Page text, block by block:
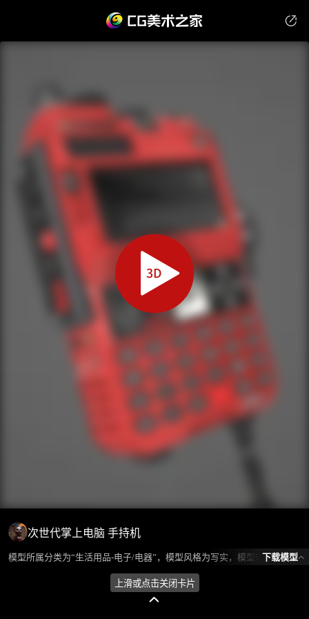
次世代掌上电脑 手持机
模型所属分类为“生活用品-电子/电器”，模型风格为写实，模型ID为102480，本模型由设计师 不爱喝水的鱼 在2024-10-08 16:53:58上传，含.fbx，.gltf相关源文件下载格式，点数为16496，面数为21201，材质数为3，贴图数为8，CG美术之家持续为您更新与数字孪生、影视动画和游戏VR等相关优质资源。
下载模型
上滑或点击关闭卡片